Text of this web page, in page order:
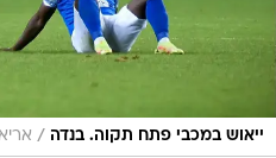
ייאוש במכבי פתח תקוה. בנדה /